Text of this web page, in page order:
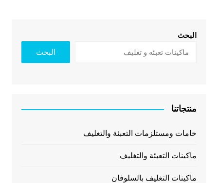
البحث
البحث
منتجاتنا
خامات ومستلزمات التعبئة والتغليف
ماكينات التعبئة والتغليف
ماكينات التغليف بالسلوفان